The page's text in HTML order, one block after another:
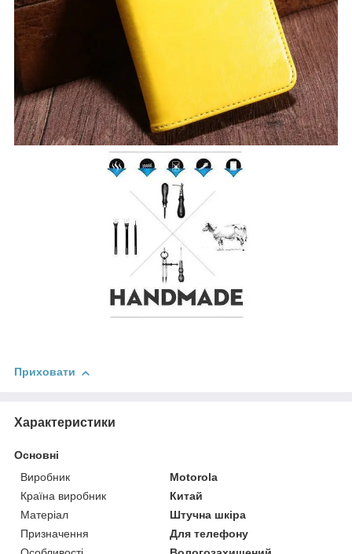
Приховати
Характеристики
Основні
Виробник
Motorola
Країна виробник
Китай
Матеріал
Штучна шкіра
Призначення
Для телефону